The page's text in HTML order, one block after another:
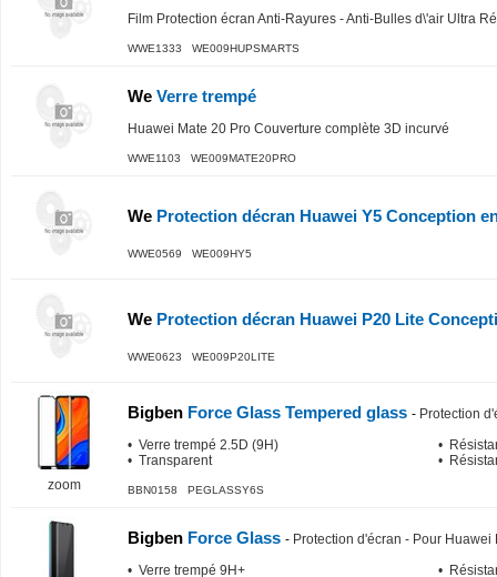
Film Protection écran Anti-Rayures - Anti-Bulles d\'air Ultra
WWE1333 WE009HUPSMARTS
We Verre trempé
Huawei Mate 20 Pro Couverture complète 3D incurvé
WWE1103 WE009MATE20PRO
We Protection décran Huawei Y5 Conception
WWE0569 WE009HY5
We Protection décran Huawei P20 Lite
WWE0623 WE009P20LITE
zoom
Bigben Force Glass Tempered glass - Protection
• Verre trempé 2.5D (9H)
• Transparent
•
•
BBN0158 PEGLASSY6S
Bigben Force Glass - Protection d'écran - Pour Huawei
• Verre trempé 9H+
•